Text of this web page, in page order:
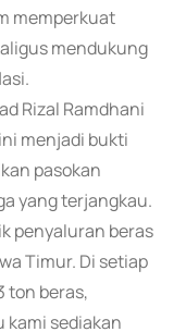
memperkuat
mendukung
Rizal Ramdhani
menjadi bukti
pasokan
yang terjangkau.
penyaluran beras
Timur. Di setiap
ton beras,
kami sediakan